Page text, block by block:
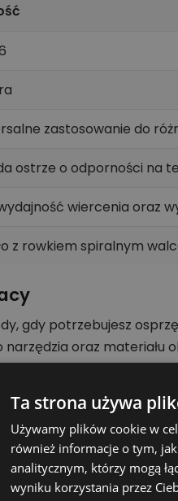
zastosowanie do
ostrze o odporności na
wiercenia oraz
z rowkiem spiralnym
gdy potrzebujesz
oraz materiału
metalu HSS-R 1,9 mm
Dzięki temu
ten produkt
szybkie porównanie
typowych dla grupy
Ta strona używa
Używamy plików cookie w
również informacje o tym,
analitycznym, którzy mogą
wyniku korzystania przez